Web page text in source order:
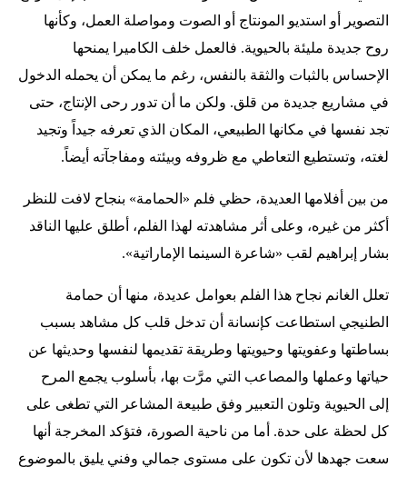
التصوير أو استديو المونتاج أو الصوت ومواصلة العمل، وكأنها
روح جديدة مليئة بالحيوية. فالعمل خلف الكاميرا يمنحها
الإحساس بالثبات والثقة بالنفس، رغم ما يمكن أن يحمله الدخول
في مشاريع جديدة من قلق. ولكن ما أن تدور رحى الإنتاج، حتى
تجد نفسها في مكانها الطبيعي، المكان الذي تعرفه جيداً وتجيد
لغته، وتستطيع التعاطي مع ظروفه وبيئته ومفاجآته أيضاً.
من بين أفلامها العديدة، حظي فلم «الحمامة» بنجاح لافت للنظر
أكثر من غيره، وعلى أثر مشاهدته لهذا الفلم، أطلق عليها الناقد
بشار إبراهيم لقب «شاعرة السينما الإماراتية».
تعلل الغانم نجاح هذا الفلم بعوامل عديدة، منها أن حمامة
الطنيجي استطاعت كإنسانة أن تدخل قلب كل مشاهد بسبب
بساطتها وعفويتها وحيويتها وطريقة تقديمها لنفسها وحديثها عن
حياتها وعملها والمصاعب التي مرَّت بها، بأسلوب يجمع المرح
إلى الحيوية وتلون التعبير وفق طبيعة المشاعر التي تطغى على
كل لحظة على حدة. أما من ناحية الصورة، فتؤكد المخرجة أنها
سعت جهدها لأن تكون على مستوى جمالي وفني يليق بالموضوع